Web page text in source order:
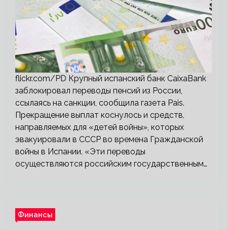
flickr.com/PD Крупный испанский банк CaixaBank
заблокировал переводы пенсий из России,
ссылаясь на санкции, сообщила газета Pais.
Прекращение выплат коснулось и средств,
направляемых для «детей войны», которых
эвакуировали в СССР во времена Гражданской
войны в Испании. «Эти переводы
осуществляются российским государственным…
Финансы